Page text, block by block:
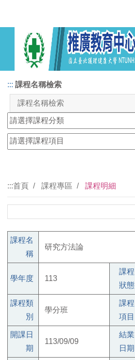
::: 課程名稱檢索
:::首頁 課程專區 課程明細
課程名
稱
研究方法論
學年度 113
課程
狀態
課程類
別
學分班
課程
項目
開課日
期
113/09/09
結業
日期